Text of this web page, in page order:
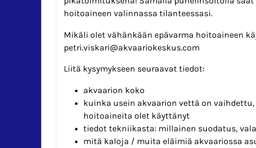
hoitoaineen valinnassa tilanteessasi.
Mikäli olet vähänkään epävarma hoitoaineen
petri.viskari@akvaariokeskus.com
Liitä kysymykseen seuraavat tiedot:
akvaarion koko
kuinka usein akvaarion vettä on
hoitoaineita olet käyttänyt
tiedot tekniikasta: millainen suodatus,
mitä kaloja / muita eläimiä akvaariossa